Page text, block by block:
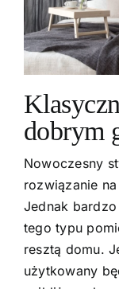
dobrym
Nowoczesny
rozwiązanie
Jednak
tego typu
resztą domu.
użytkowany